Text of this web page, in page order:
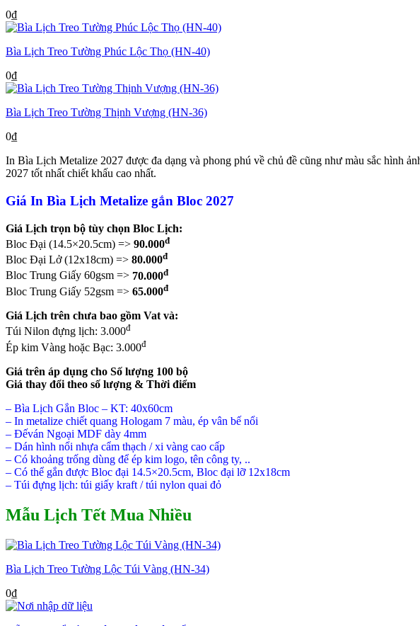
0₫
Bìa Lịch Treo Tường Phúc Lộc Thọ (HN-40)
0₫
Bìa Lịch Treo Tường Thịnh Vượng (HN-36)
0₫
In Bìa Lịch Metalize 2027 được đa dạng và phong phú về chủ đề cũng như màu sắc hình
2027 tốt nhất chiết khấu cao nhất.
Giá In Bìa Lịch Metalize gắn Bloc 2027
Giá Lịch trọn bộ tùy chọn Bloc Lịch:
Bloc Đại (14.5×20.5cm) => 90.000đ
Bloc Đại Lở (12x18cm) => 80.000đ
Bloc Trung Giấy 60gsm => 70.000đ
Bloc Trung Giấy 52gsm => 65.000đ
Giá Lịch trên chưa bao gồm Vat và:
Túi Nilon đựng lịch: 3.000đ
Ép kim Vàng hoặc Bạc: 3.000đ
Giá trên áp dụng cho Số lượng 100 bộ
Giá thay đổi theo số lượng & Thời điểm
– Bìa Lịch Gắn Bloc – KT: 40x60cm
– In metalize chiết quang Hologam 7 màu, ép vân bế nổi
– Đếván Ngoại MDF dày 4mm
– Dán hình nổi nhựa cẩm thạch / xi vàng cao cấp
– Có khoảng trống dùng để ép kim logo, tên công ty, ..
– Có thể gắn được Bloc đại 14.5×20.5cm, Bloc đại lỡ 12x18cm
– Túi đựng lịch: túi giấy kraft / túi nylon quai đỏ
Mẫu Lịch Tết Mua Nhiều
Bìa Lịch Treo Tường Lộc Túi Vàng (HN-34)
0₫